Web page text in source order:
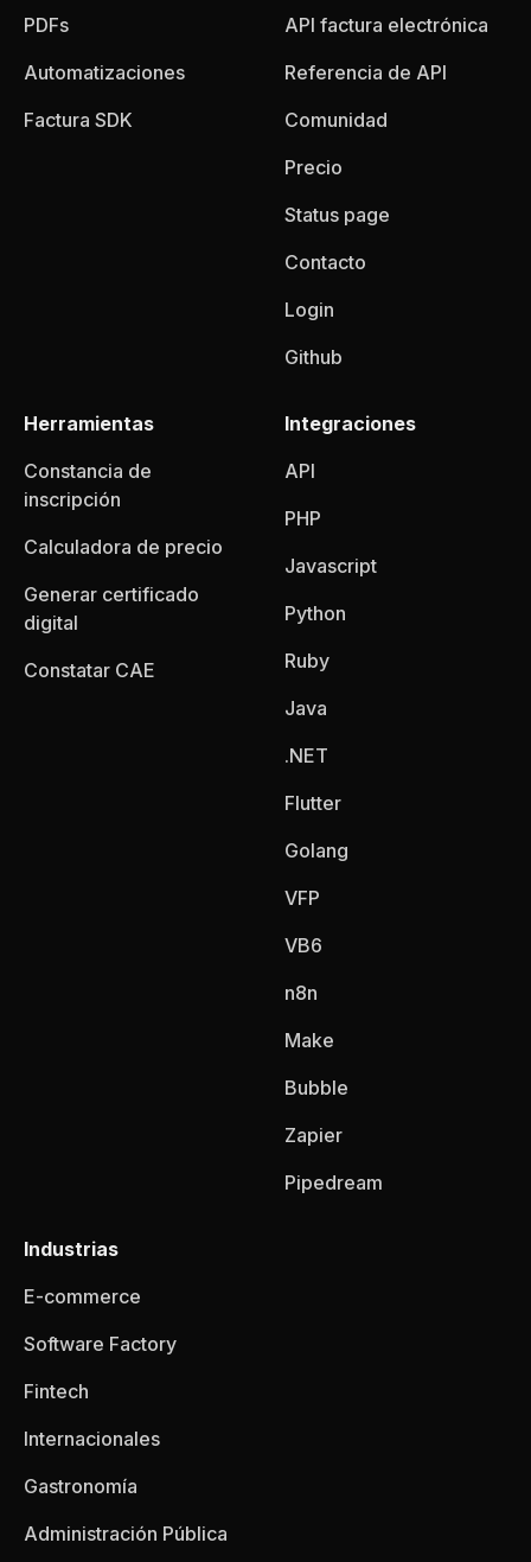
PDFs
Automatizaciones
Factura SDK
API factura electrónica
Referencia de API
Comunidad
Precio
Status page
Contacto
Login
Github
Herramientas
Constancia de
inscripción
Calculadora de precio
Generar certificado
digital
Constatar CAE
Integraciones
API
PHP
Javascript
Python
Ruby
Java
.NET
Flutter
Golang
VFP
VB6
n8n
Make
Bubble
Zapier
Pipedream
Industrias
E-commerce
Software Factory
Fintech
Internacionales
Gastronomía
Administración Pública